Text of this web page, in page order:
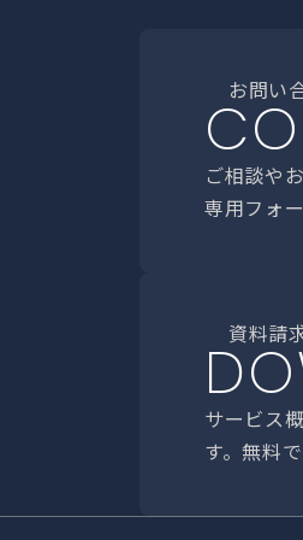
お問い
ご相談や
専用フォ
資料請
サービス
す。無料